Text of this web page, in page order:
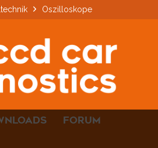
FORUM
Oszilloskope